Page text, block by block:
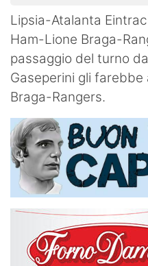
Lipsia-Atalanta
Ham-Lione Braga-
passaggio del turno
Gaseperini gli
Braga-Rangers.